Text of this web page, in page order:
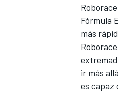
MÁS
Fórmula
más
ir más
es capaz